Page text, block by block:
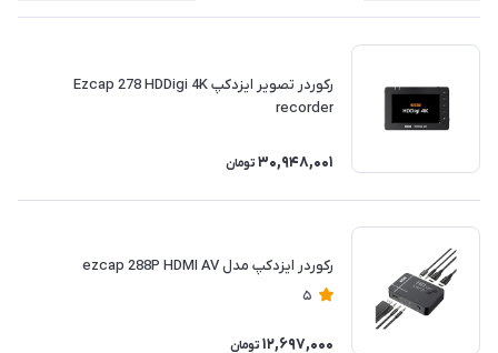
رکوردر تصویر ایزدکپ Ezcap 278 HDDigi 4K
recorder
30,948,001 تومان
رکوردر ایزدکپ مدل ezcap 288P HDMI AV
5
12,697,000 تومان